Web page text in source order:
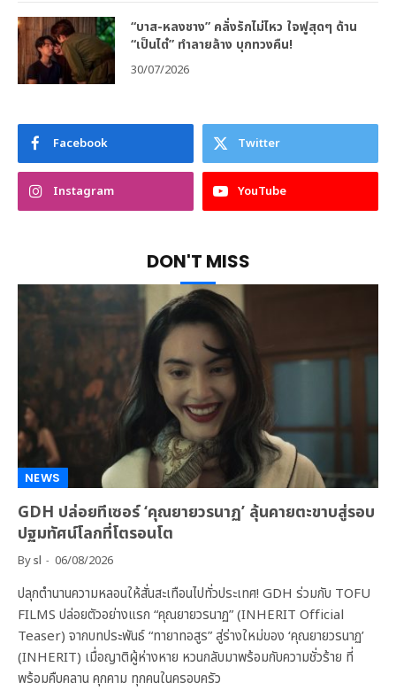
“บาส-หลงชาง” คลั่งรักไม่ไหว ใจฟูสุดๆ ด้าน
“เป็นไต๋” ทำลายล้าง บุกทวงคืน!
30/07/2026
Facebook Twitter
Instagram YouTube
DON'T MISS
NEWS
GDH ปล่อยทีเซอร์ ‘คุณยายวรนาฏ’ ลุ้นคายตะขาบสู่รอบ
ปฐมทัศน์โลกที่โตรอนโต
Bysl 06/08/2026
ปลุกตำนานความหลอนให้สั่นสะเทือนไปทั่วประเทศ! GDH ร่วมกับ TOFU
FILMS ปล่อยตัวอย่างแรก “คุณยายวรนาฏ” (INHERIT Official
Teaser) จากบทประพันธ์ “ทายาทอสูร” สู่ร่างใหม่ของ ‘คุณยายวรนาฏ’
(INHERIT) เมื่อญาติผู้ห่างหาย หวนกลับมาพร้อมกับความชั่วร้าย ที่
พร้อมคืบคลาน คุกคาม ทุกคนในครอบครัว